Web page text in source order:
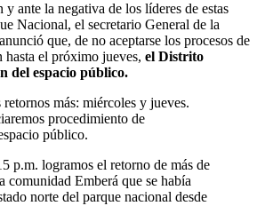
ante la negativa de los líderes de estas
Nacional, el secretario General de la
que, de no aceptarse los procesos de
hasta el próximo jueves, el Distrito
del espacio público.
retornos más: miércoles y jueves.
procedimiento de
público.
p.m. logramos el retorno de más de
comunidad Emberá que se había
norte del parque nacional desde